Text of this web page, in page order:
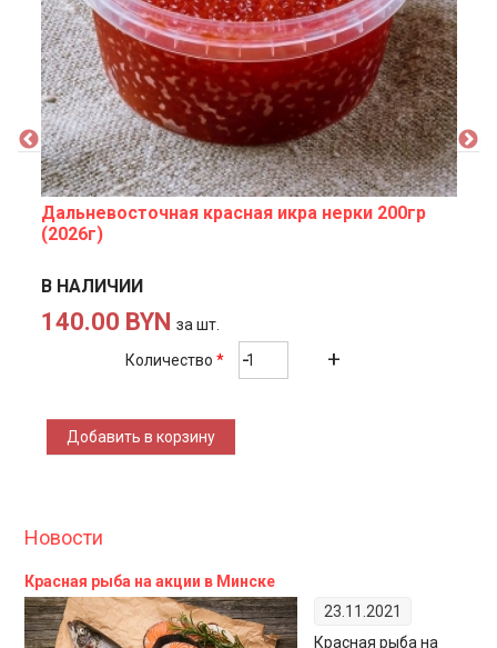
Дальневосточная красная икра нерки 200гр
(2026г)
В НАЛИЧИИ
140.00 BYN за шт.
Количество*
Новости
Красная рыба на акции в Минске
23.11.2021
Красная рыба на